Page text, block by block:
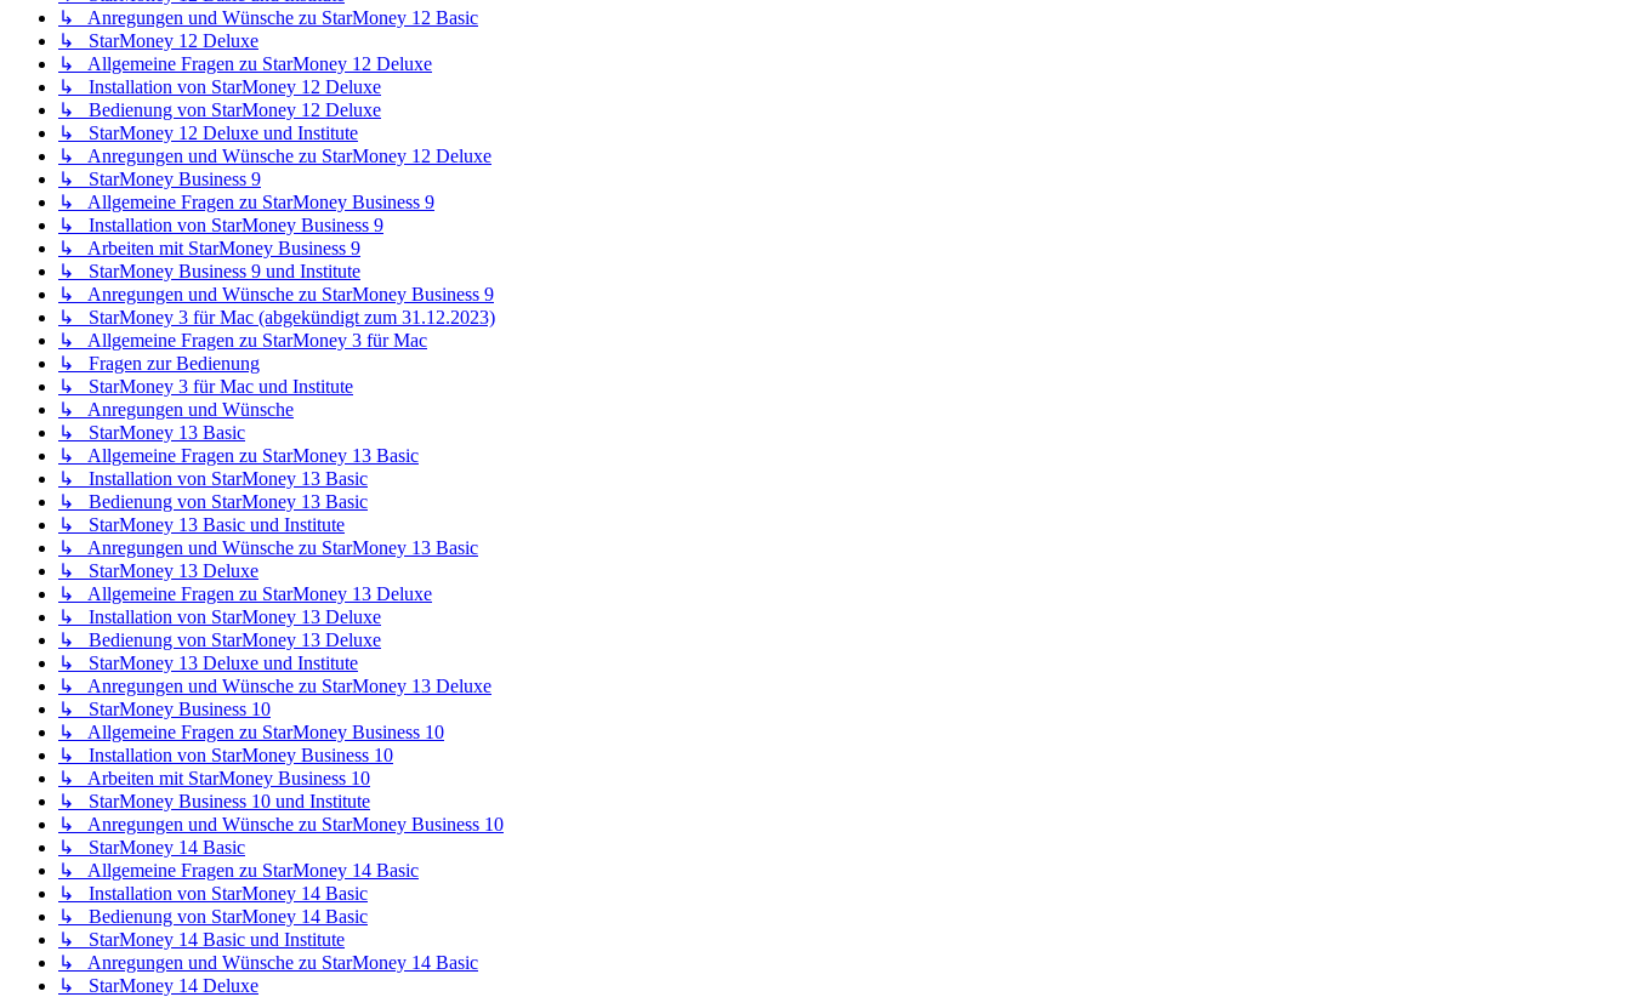
↳ Anregungen und Wünsche zu StarMoney 12 Basic
↳ StarMoney 12 Deluxe
↳ Allgemeine Fragen zu StarMoney 12 Deluxe
↳ Installation von StarMoney 12 Deluxe
↳ Bedienung von StarMoney 12 Deluxe
↳ StarMoney 12 Deluxe und Institute
↳ Anregungen und Wünsche zu StarMoney 12 Deluxe
↳ StarMoney Business 9
↳ Allgemeine Fragen zu StarMoney Business 9
↳ Installation von StarMoney Business 9
↳ Arbeiten mit StarMoney Business 9
↳ StarMoney Business 9 und Institute
↳ Anregungen und Wünsche zu StarMoney Business 9
↳ StarMoney 3 für Mac (abgekündigt zum 31.12.2023)
↳ Allgemeine Fragen zu StarMoney 3 für Mac
↳ Fragen zur Bedienung
↳ StarMoney 3 für Mac und Institute
↳ Anregungen und Wünsche
↳ StarMoney 13 Basic
↳ Allgemeine Fragen zu StarMoney 13 Basic
↳ Installation von StarMoney 13 Basic
↳ Bedienung von StarMoney 13 Basic
↳ StarMoney 13 Basic und Institute
↳ Anregungen und Wünsche zu StarMoney 13 Basic
↳ StarMoney 13 Deluxe
↳ Allgemeine Fragen zu StarMoney 13 Deluxe
↳ Installation von StarMoney 13 Deluxe
↳ Bedienung von StarMoney 13 Deluxe
↳ StarMoney 13 Deluxe und Institute
↳ Anregungen und Wünsche zu StarMoney 13 Deluxe
↳ StarMoney Business 10
↳ Allgemeine Fragen zu StarMoney Business 10
↳ Installation von StarMoney Business 10
↳ Arbeiten mit StarMoney Business 10
↳ StarMoney Business 10 und Institute
↳ Anregungen und Wünsche zu StarMoney Business 10
↳ StarMoney 14 Basic
↳ Allgemeine Fragen zu StarMoney 14 Basic
↳ Installation von StarMoney 14 Basic
↳ Bedienung von StarMoney 14 Basic
↳ StarMoney 14 Basic und Institute
↳ Anregungen und Wünsche zu StarMoney 14 Basic
↳ StarMoney 14 Deluxe